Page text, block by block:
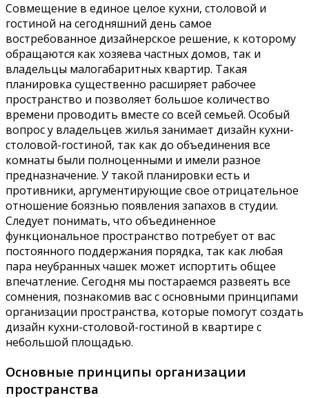
Совмещение в единое целое кухни, столовой и
гостиной на сегодняшний день самое
востребованное дизайнерское решение, к которому
обращаются как хозяева частных домов, так и
владельцы малогабаритных квартир. Такая
планировка существенно расширяет рабочее
пространство и позволяет большое количество
времени проводить вместе со всей семьей. Особый
вопрос у владельцев жилья занимает дизайн кухни-
столовой-гостиной, так как до объединения все
комнаты были полноценными и имели разное
предназначение. У такой планировки есть и
противники, аргументирующие свое отрицательное
отношение боязнью появления запахов в студии.
Следует понимать, что объединенное
функциональное пространство потребует от вас
постоянного поддержания порядка, так как любая
пара неубранных чашек может испортить общее
впечатление. Сегодня мы постараемся развеять все
сомнения, познакомив вас с основными принципами
организации пространства, которые помогут создать
дизайн кухни-столовой-гостиной в квартире с
небольшой площадью.
Основные принципы организации
пространства